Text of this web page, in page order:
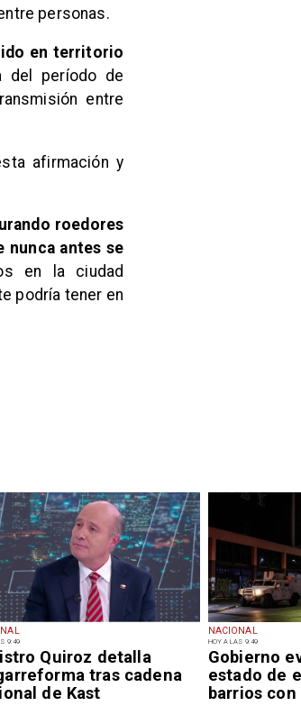
9:49
Quiroz detalla
tras cadena
de Kast
NACIONAL
HOY A LAS 9:49
Gobierno
estado de
barrios
personas.
en territorio
del período de
entre
afirmación y
roedores
nunca antes se
en la ciudad
podría tener en